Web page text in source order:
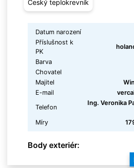
Český teplokrevník
Datum narození
Příslušnost k
PK
Barva
Chovatel
Majitel
E-mail
Telefon
Ing. Veronika
Míry
Body exteriér: